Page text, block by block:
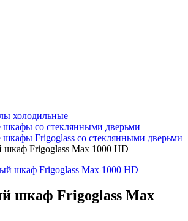
холодильные
шкафы со стеклянными дверьми
Frigoglass со стеклянными дверьми
Frigoglass Max 1000 HD
шкаф Frigoglass Max